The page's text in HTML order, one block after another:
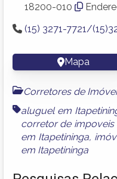
18200-010
(15) 3271-7721/
Mapa
Corretores de
aluguel em
corretor de impoveis
em Itapetininga,
em Itapetininga